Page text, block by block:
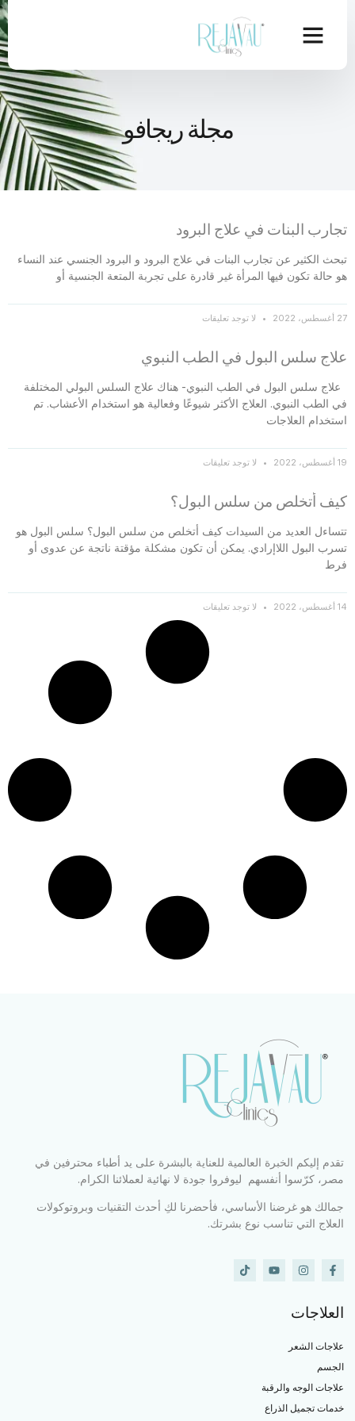
مجلة ريجافو
تجارب البنات في علاج البرود
تبحث الكثير عن تجارب البنات في علاج البرود و البرود الجنسي عند النساء
هو حالة تكون فيها المرأة غير قادرة على تجربة المتعة الجنسية أو
27 أغسطس، 2022 لا توجد تعليقات
علاج سلس البول في الطب النبوي
علاج سلس البول في الطب النبوي- هناك علاج السلس البولي المختلفة
في الطب النبوي. العلاج الأكثر شيوعًا وفعالية هو استخدام الأعشاب. تم
استخدام العلاجات
19 أغسطس، 2022 لا توجد تعليقات
كيف أتخلص من سلس البول؟
تتساءل العديد من السيدات كيف أتخلص من سلس البول؟ سلس البول هو
تسرب البول اللاإرادي. يمكن أن تكون مشكلة مؤقتة ناتجة عن عدوى أو
فرط
14 أغسطس، 2022 لا توجد تعليقات
تقدم إليكم الخبرة العالمية للعناية بالبشرة على يد أطباء محترفين في
مصر، كرّسوا أنفسهم ليوفروا جودة لا نهائية لعملائنا الكرام.
جمالك هو غرضنا الأساسي، فأحضرنا لكِ أحدث التقنيات وبروتوكولات
العلاج التي تناسب نوع بشرتك.
العلاجات
علاجات الشعر
الجسم
علاجات الوجه والرقبة
خدمات تجميل الذراع